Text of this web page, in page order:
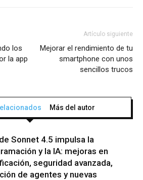
los
la app
Artículo siguiente
Mejorar el rendimiento de tu
smartphone con unos
sencillos trucos
Más del autor
Sonnet 4.5 impulsa la
y la IA: mejoras en
seguridad avanzada,
de agentes y nuevas